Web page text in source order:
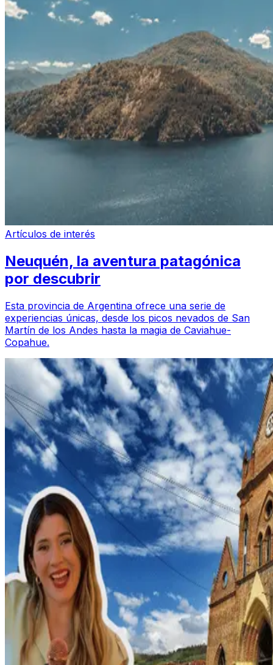
Artículos de interés
Neuquén, la aventura patagónica
por descubrir
Esta provincia de Argentina ofrece una serie de
experiencias únicas, desde los picos nevados de San
Martín de los Andes hasta la magia de Caviahue-
Copahue.